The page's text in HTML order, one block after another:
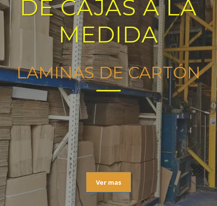
DE CAJAS A LA
MEDIDA
LAMINAS DE CARTÓN
Ver mas